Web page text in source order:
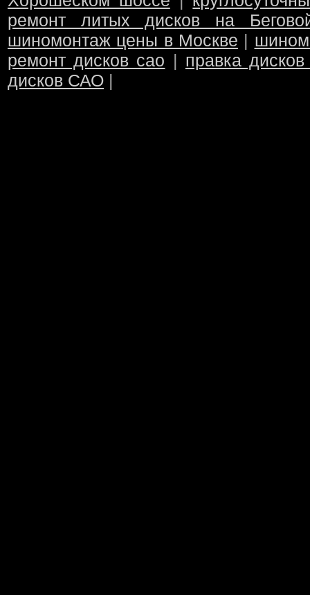
ремонт литых дисков на
шиномонтаж цены в Москве |
ремонт дисков сао | правка
дисков САО |